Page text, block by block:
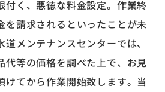
付く、悪徳な料金設定。作業終
を請求されるといったことが未
メンテナンスセンターでは、
代等の価格を調べた上で、お見
けてから作業開始致します。当